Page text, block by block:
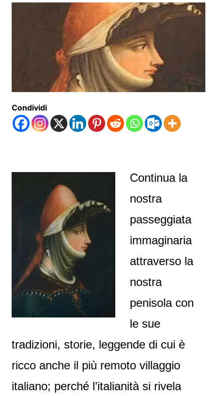
Condividi
Continua la
nostra
passeggiata
immaginaria
attraverso la
nostra
penisola con
le sue
tradizioni, storie, leggende di cui è
ricco anche il più remoto villaggio
italiano; perché l’italianità si rivela